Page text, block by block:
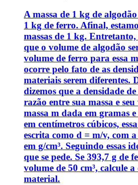
A massa de 1 kg de
1 kg de ferro. Afinal,
massas de 1 kg.
que o volume de algodão
volume de ferro para essa
ocorre pelo fato de as
materiais serem diferentes.
dizemos que a densidade
razão entre sua massa e
massa m dada em gramas
em centímetros cúbicos,
escrita como d = m/v, com
em g/cm³. Seguindo essas
que se pede. Se 393,7 g de
volume de 50 cm³, calcule a
material.